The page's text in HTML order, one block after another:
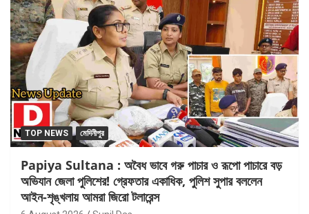
TOP NEWS মেদিনীপুর
Papiya Sultana : অবৈধ ভাবে গরু পাচার ও রূপো পাচারে বড়
অভিযান জেলা পুলিশের! গ্রেফতার একাধিক, পুলিশ সুপার বললেন
আইন-শৃঙ্খলায় আমরা জিরো টলারেন্স